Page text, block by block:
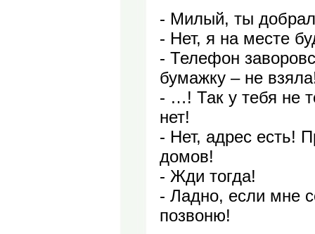
- Милый, ты
- Нет, я на месте
- Телефон
бумажку – не
- …! Так у тебя не
нет!
- Нет, адрес есть!
домов!
- Жди тогда!
- Ладно, если мне
позвоню!